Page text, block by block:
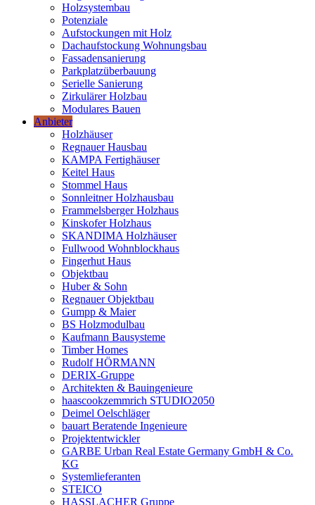
Holzsystembau
Potenziale
Aufstockungen mit Holz
Dachaufstockung Wohnungsbau
Fassadensanierung
Parkplatzüberbauung
Serielle Sanierung
Zirkulärer Holzbau
Modulares Bauen
Anbieter
Holzhäuser
Regnauer Hausbau
KAMPA Fertighäuser
Keitel Haus
Stommel Haus
Sonnleitner Holzhausbau
Frammelsberger Holzhaus
Kinskofer Holzhaus
SKANDIMA Holzhäuser
Fullwood Wohnblockhaus
Fingerhut Haus
Objektbau
Huber & Sohn
Regnauer Objektbau
Gumpp & Maier
BS Holzmodulbau
Kaufmann Bausysteme
Timber Homes
Rudolf HÖRMANN
DERIX-Gruppe
Architekten & Bauingenieure
haascookzemmrich STUDIO2050
Deimel Oelschläger
bauart Beratende Ingenieure
Projektentwickler
GARBE Urban Real Estate Germany GmbH & Co.
KG
Systemlieferanten
STEICO
HASSLACHER Gruppe